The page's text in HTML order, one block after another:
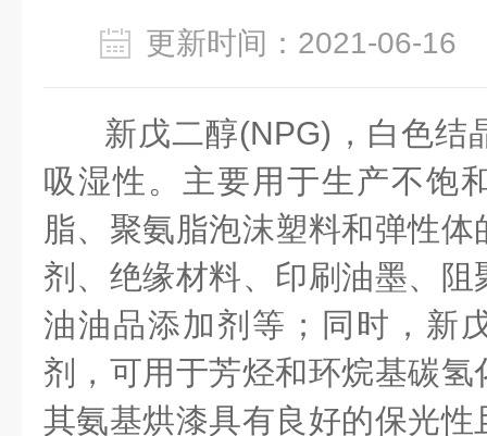
更新时间：2021-06-
新戊二醇(NPG)，白色结
吸湿性。主要用于生产不饱
脂、聚氨脂泡沫塑料和弹性
剂、绝缘材料、印刷油墨、
油油品添加剂等；同时，新
剂，可用于芳烃和环烷基碳
其氨基烘漆具有良好的保光